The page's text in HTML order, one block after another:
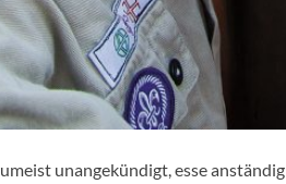
unangekündigt, esse